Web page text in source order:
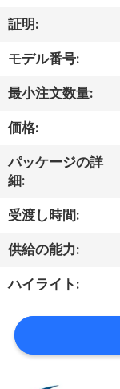
し
た
ち
つ
い
て
工
場
ツ
ア
証明:
モデル番号:
最小注文数量:
価格:
パッケージの詳
細:
受渡し時間:
供給の能力:
ハイライト: